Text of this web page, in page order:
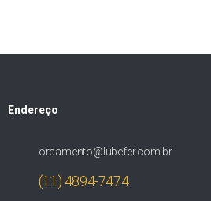
Endereço
orcamento@lubefer.com.br
(11) 4894-7474